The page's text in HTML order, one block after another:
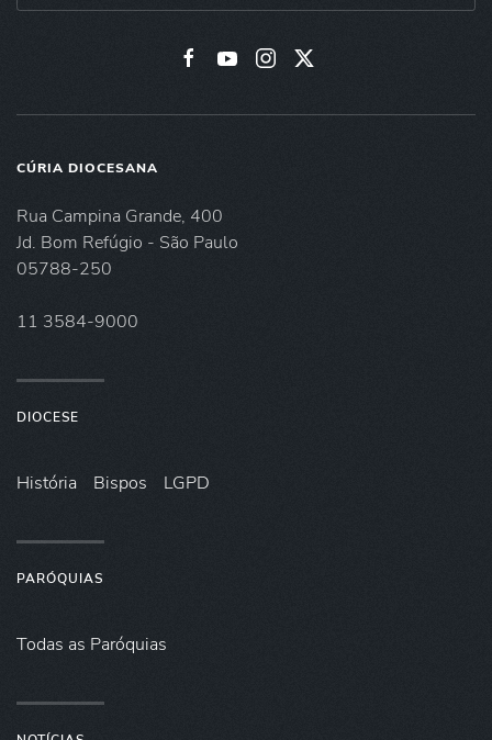
CÚRIA DIOCESANA
Rua Campina Grande, 400
Jd. Bom Refúgio - São Paulo
05788-250
11 3584-9000
DIOCESE
História Bispos LGPD
PARÓQUIAS
Todas as Paróquias